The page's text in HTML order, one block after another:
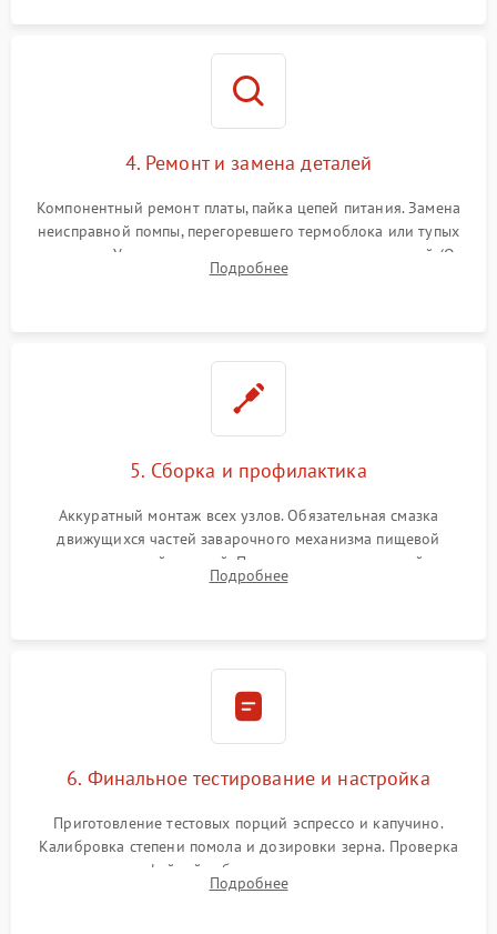
4. Ремонт и замена деталей
Компонентный ремонт платы, пайка цепей питания. Замена
неисправной помпы, перегоревшего термоблока или тупых
жерновов. Установка новых силиконовых уплотнителей (O-
ring) и тефлоновых трубок для надежного устранения
Подробнее
5. Сборка и профилактика
Аккуратный монтаж всех узлов. Обязательная смазка
движущихся частей заварочного механизма пищевой
силиконовой смазкой. Проведение программной
декальцинации и очистки системы от кофейных масел.
Подробнее
6. Финальное тестирование и настройка
Приготовление тестовых порций эспрессо и капучино.
Калибровка степени помола и дозировки зерна. Проверка
плотности кофейной таблетки, температуры напитка и
качества молочной пены. Контроль отсутствия посторонних
Подробнее